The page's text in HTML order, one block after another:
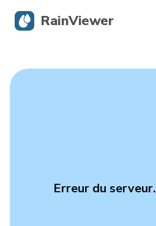
Erreur du serveur.
RainViewer